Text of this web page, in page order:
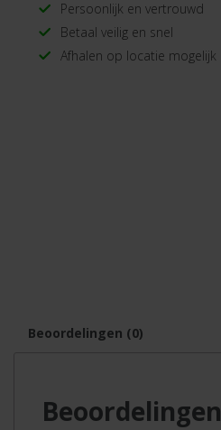
Persoonlijk en vertrouwd
Betaal veilig en snel
Afhalen op locatie mogelijk
Beoordelingen (0)
Beoordelingen